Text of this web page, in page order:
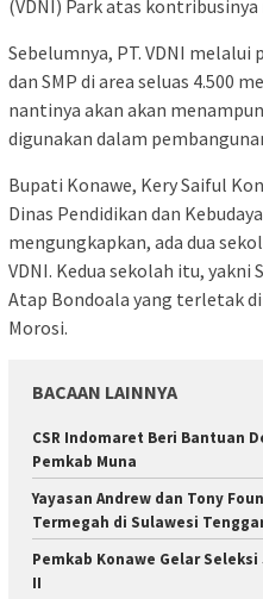
(VDNI) Park atas
Sebelumnya, PT. VDNI melalui
dan SMP di area seluas 4.500
nantinya akan akan
digunakan dalam
Bupati Konawe, Kery Saiful
Dinas Pendidikan dan
mengungkapkan, ada dua
VDNI. Kedua sekolah itu, yakni
Atap Bondoala yang terletak
Morosi.
BACAAN LAINNYA
CSR Indomaret Beri Bantuan
Pemkab Muna
Yayasan Andrew dan Tony
Termegah di Sulawesi
Pemkab Konawe Gelar
II